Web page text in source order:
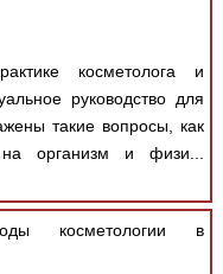
косметолога и
руководство для
такие вопросы, как
организм и физи...
косметологии в